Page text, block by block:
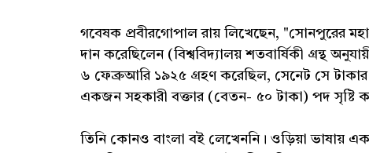
গবেষক প্রবীরগোপাল রায় লিখেছেন, "সোনপুরের
দান করেছিলেন (বিশ্ববিদ্যালয় শতবার্ষিকী গ্রন্থ
৬ ফেব্রুআরি ১৯২৫ গ্রহণ করেছিল, সেনেট সে
একজন সহকারী বক্তার (বেতন- ৫০ টাকা) পদ সৃষ্টি
তিনি কোনও বাংলা বই লেখেননি। ওড়িয়া ভাষায়